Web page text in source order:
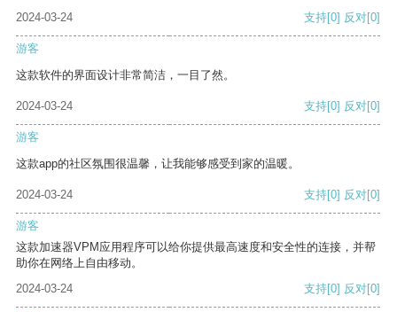
2024-03-24
支持[0] 反对[0]
游客
这款软件的界面设计非常简洁，一目了然。
2024-03-24 支持[0] 反对[0]
游客
这款app的社区氛围很温馨，让我能够感受到家的温暖。
2024-03-24 支持[0] 反对[0]
游客
这款加速器VPM应用程序可以给你提供最高速度和安全性的连接，并帮
助你在网络上自由移动。
2024-03-24
支持[0] 反对[0]